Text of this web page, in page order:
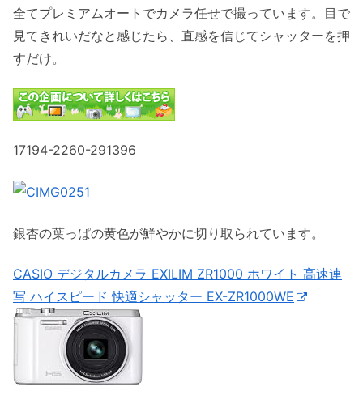
全てプレミアムオートでカメラ任せで撮っています。目で
見てきれいだなと感じたら、直感を信じてシャッターを押
すだけ。
17194-2260-291396
銀杏の葉っぱの黄色が鮮やかに切り取られています。
CASIO デジタルカメラ EXILIM ZR1000 ホワイト 高速連
写 ハイスピード 快適シャッター EX-ZR1000WE